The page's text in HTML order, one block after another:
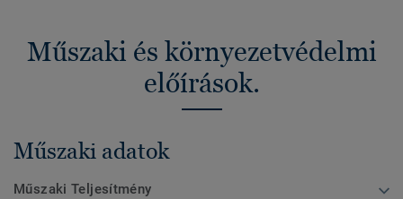
Műszaki és környezetvédelmi
előírások.
Műszaki adatok
Műszaki Teljesítmény